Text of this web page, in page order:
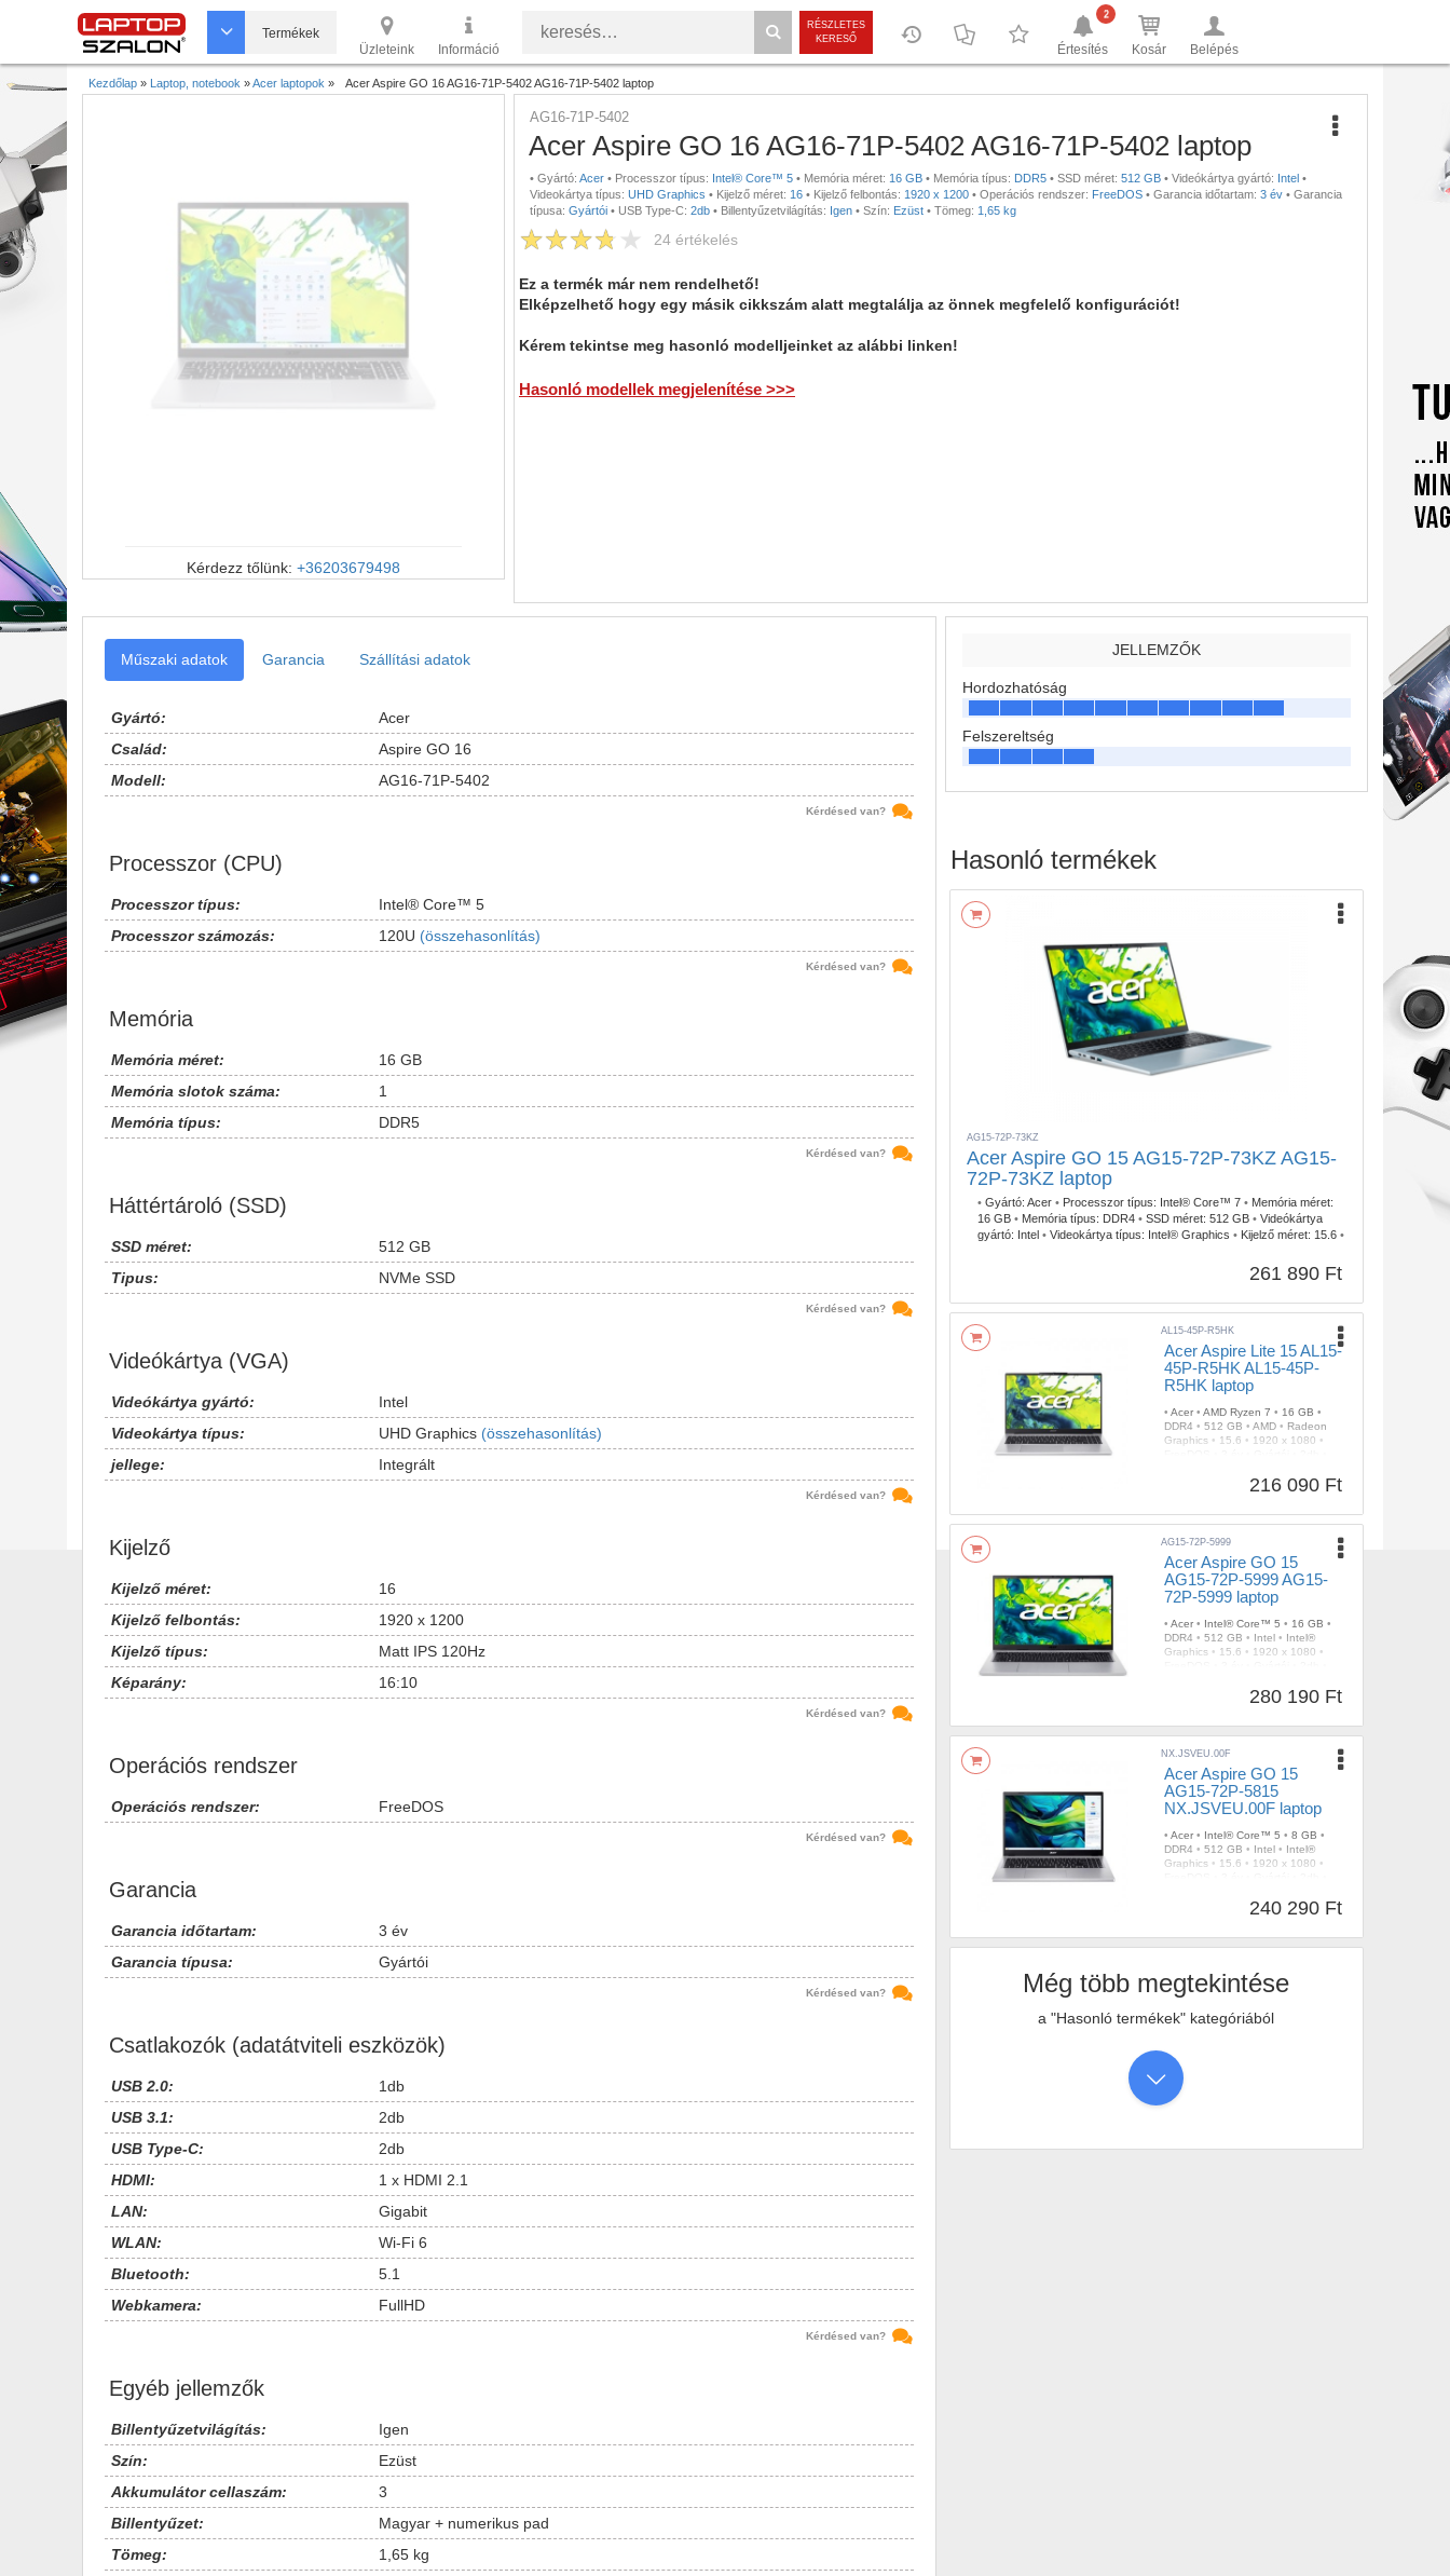
Termékek
Üzleteink
Információ
RÉSZLETES
KERESŐ
Értesítés
2
Kosár Belépés
Kezdőlap » Laptop, notebook »Acer laptopok » Acer Aspire GO 16 AG16-71P-5402 AG16-71P-5402 laptop
Kérdezz tőlünk: +36203679498
AG16-71P-5402
Acer Aspire GO 16 AG16-71P-5402 AG16-71P-5402 laptop
• Gyártó: Acer • Processzor típus: Intel® Core™ 5 • Memória méret: 16 GB • Memória típus: DDR5 • SSD méret: 512 GB • Videókártya gyártó: Intel •
Videokártya típus: UHD Graphics • Kijelző méret: 16 • Kijelző felbontás: 1920 x 1200 • Operációs rendszer: FreeDOS • Garancia időtartam: 3 év • Garancia
típusa: Gyártói • USB Type-C: 2db • Billentyűzetvilágítás: Igen • Szín: Ezüst • Tömeg: 1,65 kg
24értékelés
Ez a termék már nem rendelhető!
Elképzelhető hogy egy másik cikkszám alatt megtalálja az önnek megfelelő konfigurációt!
Kérem tekintse meg hasonló modelljeinket az alábbi linken!
Hasonló modellek megjelenítése >>>
Műszaki adatok Garancia Szállítási adatok
Gyártó:
Acer
Család:
Aspire GO 16
Modell:
AG16-71P-5402
Kérdésed van?
Processzor (CPU)
Processzor típus:
Intel® Core™ 5
Processzor számozás:
120U (összehasonlítás)
Kérdésed van?
Memória
Memória méret:
16 GB
Memória slotok száma:
1
Memória típus:
DDR5
Kérdésed van?
Háttértároló (SSD)
SSD méret:
512 GB
Tipus:
NVMe SSD
Kérdésed van?
Videókártya (VGA)
Videókártya gyártó:
Intel
Videokártya típus:
UHD Graphics (összehasonlítás)
jellege:
Integrált
Kérdésed van?
Kijelző
Kijelző méret:
16
Kijelző felbontás:
1920 x 1200
Kijelző típus:
Matt IPS 120Hz
Képarány:
16:10
Kérdésed van?
Operációs rendszer
Operációs rendszer: FreeDOS
Kérdésed van?
Garancia
Garancia időtartam:
3 év
Garancia típusa:
Gyártói
Kérdésed van?
Csatlakozók (adatátviteli eszközök)
USB 2.0:
1db
USB 3.1:
2db
USB Type-C:
2db
HDMI:
1 x HDMI 2.1
LAN:
Gigabit
WLAN:
Wi-Fi 6
Bluetooth:
5.1
Webkamera:
FullHD
Kérdésed van?
Egyéb jellemzők
Billentyűzetvilágítás:
Igen
Szín:
Ezüst
Akkumulátor cellaszám:
3
Billentyűzet:
Magyar + numerikus pad
Tömeg:
1,65 kg
JELLEMZŐK
Hordozhatóság
Felszereltség
Hasonló termékek
AG15-72P-73KZ
Acer Aspire GO 15 AG15-72P-73KZ AG15-
72P-73KZ laptop
• Gyártó: Acer • Processzor típus: Intel® Core™ 7 • Memória méret:
16 GB • Memória típus: DDR4 • SSD méret: 512 GB • Videókártya
gyártó: Intel • Videokártya típus: Intel® Graphics • Kijelző méret: 15.6 •
• USB Type-C:
Tömeg: 1,53 kg
261 890 Ft
AL15-45P-R5HK
Acer Aspire Lite 15 AL15-
45P-R5HK AL15-45P-
R5HK laptop
• Acer • AMD Ryzen 7 • 16 GB •
DDR4 • 512 GB • AMD • Radeon
Graphics • 15.6 • 1920 x 1080 •
216 090 Ft
AG15-72P-5999
Acer Aspire GO 15
AG15-72P-5999 AG15-
72P-5999 laptop
• Acer • Intel® Core™ 5 • 16 GB •
DDR4 • 512 GB • Intel • Intel®
Graphics • 15.6 • 1920 x 1080 •
280 190 Ft
NX.JSVEU.00F
Acer Aspire GO 15
AG15-72P-5815
NX.JSVEU.00F laptop
• Acer • Intel® Core™ 5 • 8 GB •
DDR4 • 512 GB • Intel • Intel®
Graphics • 15.6 • 1920 x 1080 •
240 290 Ft
Még több megtekintése
a "Hasonló termékek" kategóriából